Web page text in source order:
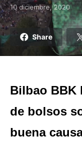
Posted on
10 diciembre, 2020
Share
Bilbao BBK
de bolsos
buena